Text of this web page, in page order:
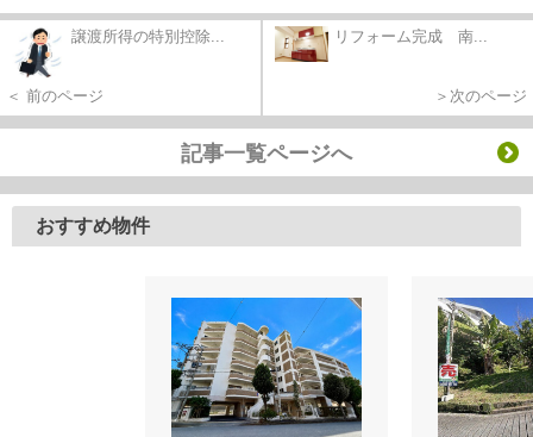
譲渡所得の特別控除...
＜ 前のページ
リフォーム完成 南...
＞次のページ
記事一覧ページへ
おすすめ物件